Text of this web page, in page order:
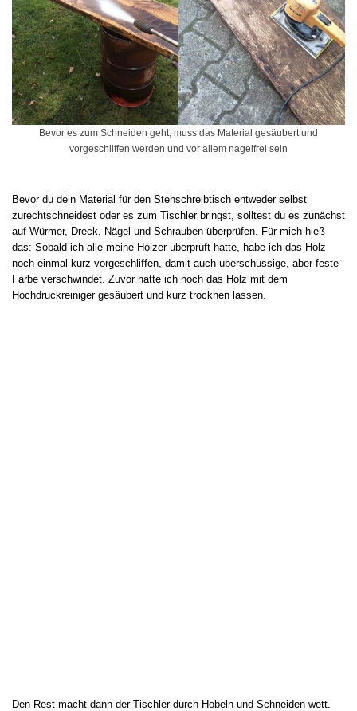
Bevor es zum Schneiden geht, muss das Material gesäubert und
vorgeschliffen werden und vor allem nagelfrei sein
Bevor du dein Material für den Stehschreibtisch entweder selbst
zurechtschneidest oder es zum Tischler bringst, solltest du es zunächst
auf Würmer, Dreck, Nägel und Schrauben überprüfen. Für mich hieß
das: Sobald ich alle meine Hölzer überprüft hatte, habe ich das Holz
noch einmal kurz vorgeschliffen, damit auch überschüssige, aber feste
Farbe verschwindet. Zuvor hatte ich noch das Holz mit dem
Hochdruckreiniger gesäubert und kurz trocknen lassen.
Den Rest macht dann der Tischler durch Hobeln und Schneiden wett.